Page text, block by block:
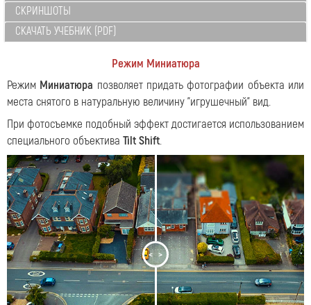
СКРИНШОТЫ
СКАЧАТЬ УЧЕБНИК (PDF)
Режим Миниатюра
Режим Миниатюра позволяет придать фотографии объекта или
места снятого в натуральную величину "игрушечный" вид.
При фотосъемке подобный эффект достигается использованием
специального объектива Tilt Shift.
< >